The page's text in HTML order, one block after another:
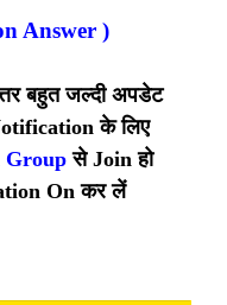
Answer )
बहुत जल्दी अपडेट
के लिए
Groupसे Join हो
On कर लें